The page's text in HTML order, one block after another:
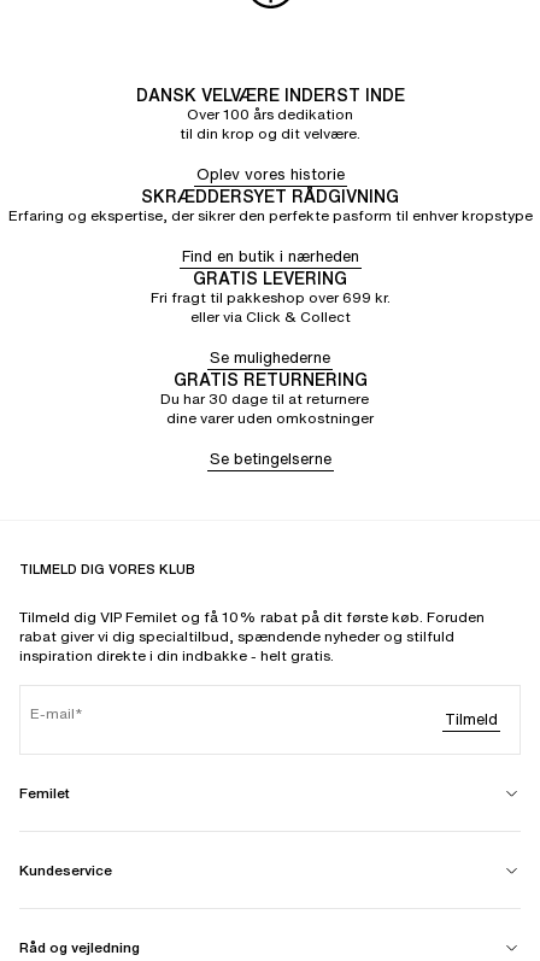
DANSK VELVÆRE INDERST INDE
Over 100 års dedikation
til din krop og dit velvære.
Oplev vores historie
SKRÆDDERSYET RÅDGIVNING
Erfaring og ekspertise, der sikrer den perfekte pasform til enhver kropstype
Find en butik i nærheden
GRATIS LEVERING
Fri fragt til pakkeshop over 699 kr.
eller via Click & Collect
Se mulighederne
GRATIS RETURNERING
Du har 30 dage til at returnere
dine varer uden omkostninger
Se betingelserne
TILMELD DIG VORES KLUB
Tilmeld dig VIP Femilet og få 10% rabat på dit første køb. Foruden
rabat giver vi dig specialtilbud, spændende nyheder og stilfuld
inspiration direkte i din indbakke - helt gratis.
E-mail Tilmeld
Femilet
Kundeservice
Råd og vejledning